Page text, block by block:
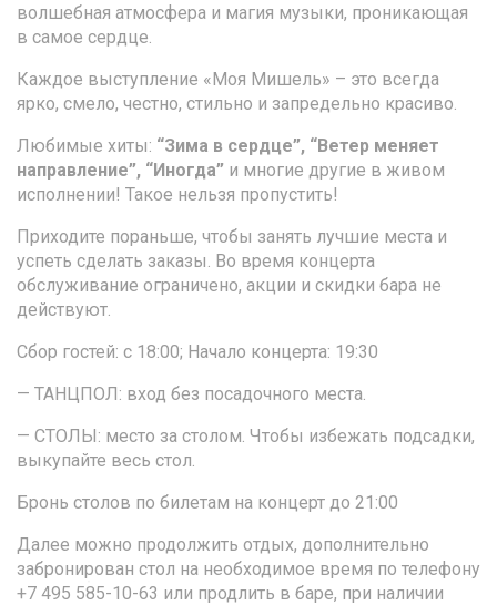
волшебная атмосфера и магия музыки, проникающая
в самое сердце.
Каждое выступление «Моя Мишель» – это всегда
ярко, смело, честно, стильно и запредельно красиво.
Любимые хиты: “Зима в сердце”, “Ветер меняет
направление”, “Иногда” и многие другие в живом
исполнении! Такое нельзя пропустить!
Приходите пораньше, чтобы занять лучшие места и
успеть сделать заказы. Во время концерта
обслуживание ограничено, акции и скидки бара не
действуют.
Сбор гостей: с 18:00; Начало концерта: 19:30
— ТАНЦПОЛ: вход без посадочного места.
— СТОЛЫ: место за столом. Чтобы избежать подсадки,
выкупайте весь стол.
Бронь столов по билетам на концерт до 21:00
Далее можно продолжить отдых, дополнительно
забронирован стол на необходимое время по телефону
+7 495 585-10-63 или продлить в баре, при наличии